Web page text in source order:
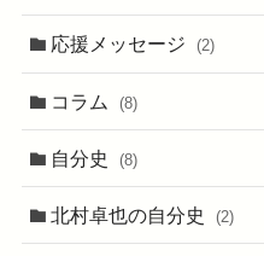
応援メッセージ (2)
コラム (8)
自分史 (8)
北村卓也の自分史 (2)